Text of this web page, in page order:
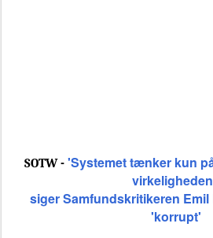
SOTW - 'Systemet tænker kun
siger Samfundskritikeren Emil
'korrupt'